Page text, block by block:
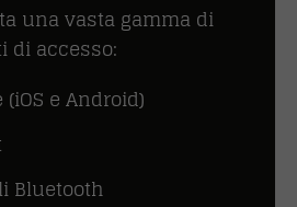
una vasta gamma di
di accesso:
e Android)
Bluetooth